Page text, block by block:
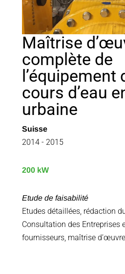
Maîtrise
complète de
l’équipement
cours d’eau
urbaine
Suisse
2014 - 2015
200 kW
Etude de faisabilité
Etudes détaillées, rédaction
Consultation des Entreprises
fournisseurs, maîtrise